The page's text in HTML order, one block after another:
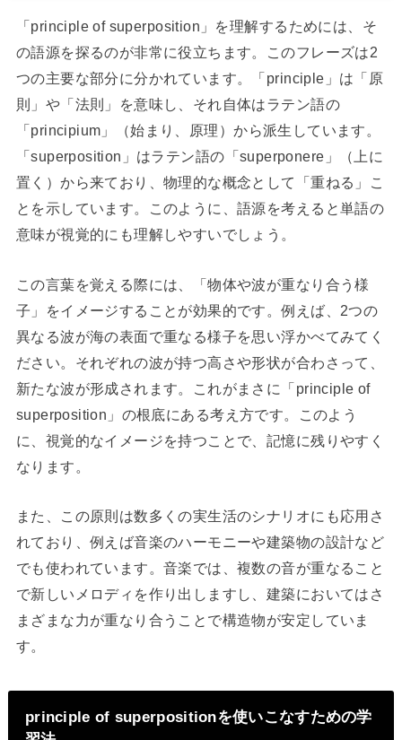
「principle of superposition」を理解するためには、そ
の語源を探るのが非常に役立ちます。このフレーズは2
つの主要な部分に分かれています。「principle」は「原
則」や「法則」を意味し、それ自体はラテン語の
「principium」（始まり、原理）から派生しています。
「superposition」はラテン語の「superponere」（上に
置く）から来ており、物理的な概念として「重ねる」こ
とを示しています。このように、語源を考えると単語の
意味が視覚的にも理解しやすいでしょう。
この言葉を覚える際には、「物体や波が重なり合う様
子」をイメージすることが効果的です。例えば、2つの
異なる波が海の表面で重なる様子を思い浮かべてみてく
ださい。それぞれの波が持つ高さや形状が合わさって、
新たな波が形成されます。これがまさに「principle of
superposition」の根底にある考え方です。このよう
に、視覚的なイメージを持つことで、記憶に残りやすく
なります。
また、この原則は数多くの実生活のシナリオにも応用さ
れており、例えば音楽のハーモニーや建築物の設計など
でも使われています。音楽では、複数の音が重なること
で新しいメロディを作り出しますし、建築においてはさ
まざまな力が重なり合うことで構造物が安定していま
す。
principle of superpositionを使いこなすための学